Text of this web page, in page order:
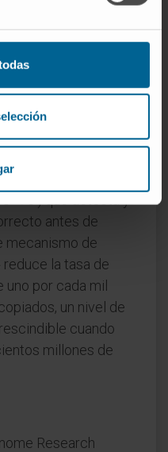
. A eso se suman
ADN mitocondrial,
un nucleótido
la
una actividad
antes de
mecanismo de
la tasa de
por cada mil
un nivel de
cuando
millones de
Research